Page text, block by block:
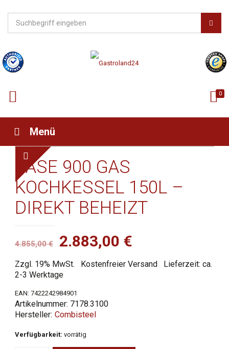
0
Menü
BASE 900 GAS
KOCHKESSEL 150L –
DIREKT BEHEIZT
4.855,00€
Ursprünglicher
Preis
war:
4.855,00 €
2.883,00 €
Preis
ist:
Zzgl. 19% MwSt. Kostenfreier Versand
Lieferzeit: ca.
2-3 Werktage
EAN:7422242984901
Artikelnummer: 7178.3100
Combisteel
Verfügbarkeit: vorrätig